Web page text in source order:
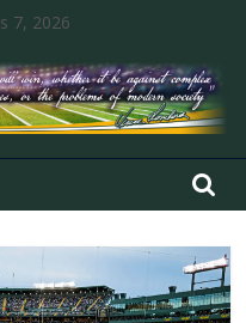
7, 2026